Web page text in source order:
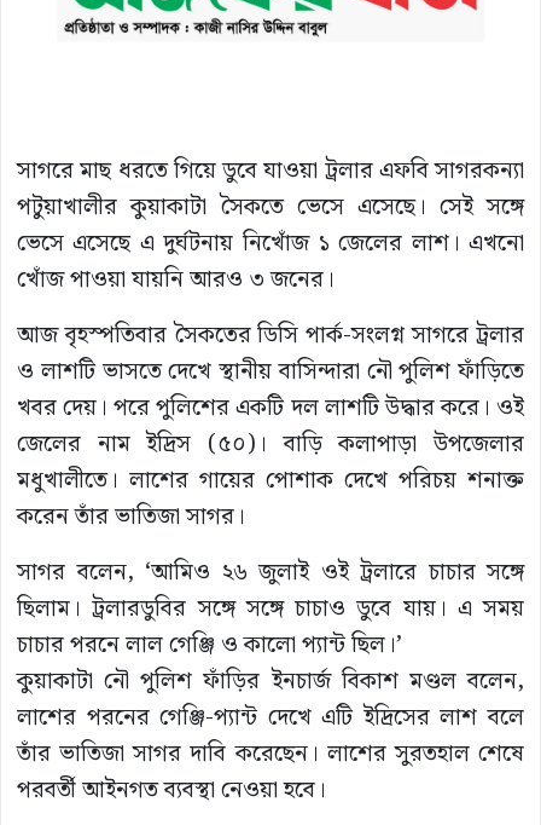
সাগরে মাছ ধরতে গিয়ে ডুবে যাওয়া ট্রলার এফবি সাগরকন্যা
পটুয়াখালীর কুয়াকাটা সৈকতে ভেসে এসেছে। সেই সঙ্গে
ভেসে এসেছে এ দুর্ঘটনায় নিখোঁজ ১ জেলের লাশ। এখনো
খোঁজ পাওয়া যায়নি আরও ৩ জনের।
আজ বৃহস্পতিবার সৈকতের ডিসি পার্ক-সংলগ্ন সাগরে ট্রলার
ও লাশটি ভাসতে দেখে স্থানীয় বাসিন্দারা নৌ পুলিশ ফাঁড়িতে
খবর দেয়। পরে পুলিশের একটি দল লাশটি উদ্ধার করে। ওই
জেলের নাম ইদ্রিস (৫০)। বাড়ি কলাপাড়া উপজেলার
মধুখালীতে। লাশের গায়ের পোশাক দেখে পরিচয় শনাক্ত
করেন তাঁর ভাতিজা সাগর।
সাগর বলেন, ‘আমিও ২৬ জুলাই ওই ট্রলারে চাচার সঙ্গে
ছিলাম। ট্রলারডুবির সঙ্গে সঙ্গে চাচাও ডুবে যায়। এ সময়
চাচার পরনে লাল গেঞ্জি ও কালো প্যান্ট ছিল।’
কুয়াকাটা নৌ পুলিশ ফাঁড়ির ইনচার্জ বিকাশ মণ্ডল বলেন,
লাশের পরনের গেঞ্জি-প্যান্ট দেখে এটি ইদ্রিসের লাশ বলে
তাঁর ভাতিজা সাগর দাবি করেছেন। লাশের সুরতহাল শেষে
পরবর্তী আইনগত ব্যবস্থা নেওয়া হবে।